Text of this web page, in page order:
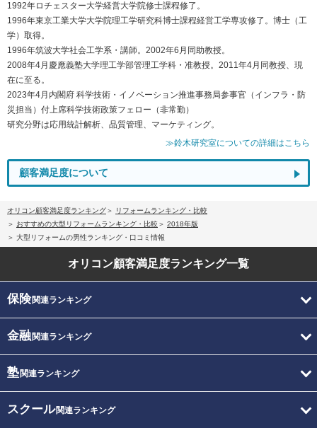
1992年ロチェスター大学経営大学院修士課程修了。
1996年東京工業大学大学院理工学研究科博士課程経営工学専攻修了。博士（工
学）取得。
1996年筑波大学社会工学系・講師。2002年6月同助教授。
2008年4月慶應義塾大学理工学部管理工学科・准教授。2011年4月同教授、現
在に至る。
2023年4月内閣府 科学技術・イノベーション推進事務局参事官（インフラ・防
災担当）付上席科学技術政策フェロー（非常勤）
研究分野は応用統計解析、品質管理、マーケティング。
≫鈴木研究室についての詳細はこちら
顧客満足度について
オリコン顧客満足度ランキング
リフォームランキング・比較
おすすめの大型リフォームランキング・比較
2018年版
大型リフォームの男性ランキング・口コミ情報
オリコン顧客満足度ランキング一覧
保険関連ランキング
金融関連ランキング
塾関連ランキング
スクール関連ランキング